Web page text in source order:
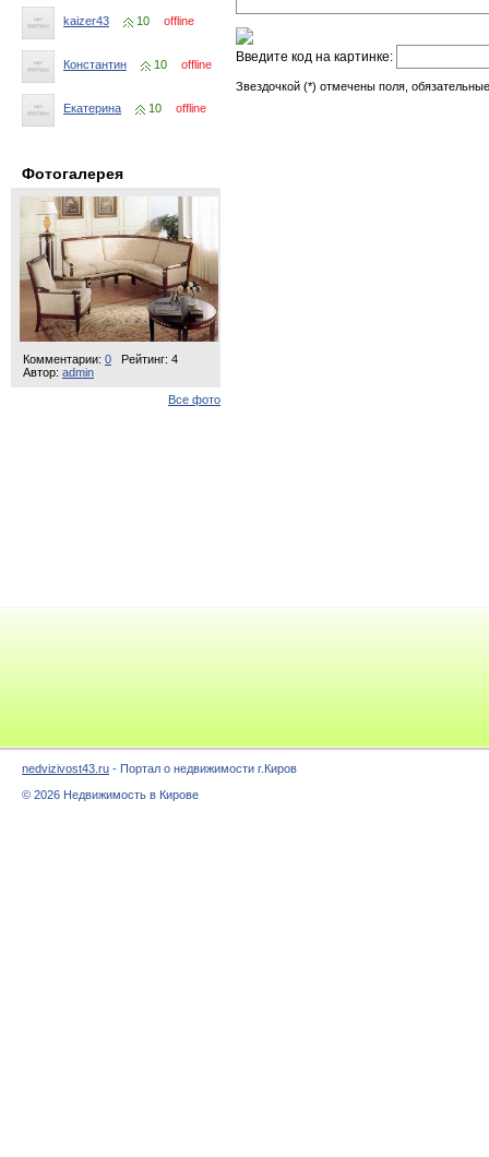
kaizer43 10 offline
Константин 10 offline
Екатерина 10 offline
Фотогалерея
Комментарии: 0
Рейтинг: 4
Автор: admin
Все фото
Введите код на картинке:
Звездочкой (*) отмечены поля,
nedvizivost43.ru - Портал о недвижимости г.Киров
© 2026 Недвижимость в Кирове